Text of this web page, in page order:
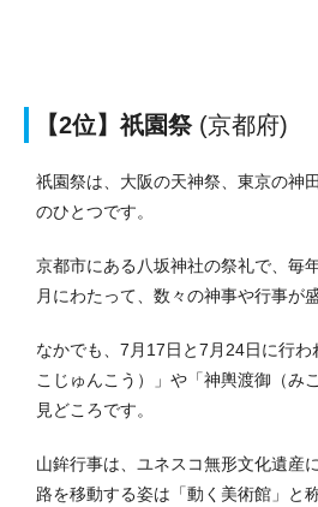
【2位】祇園祭(京都府)
祇園祭は、大阪の天神祭、東京の神
のひとつです。
京都市にある八坂神社の祭礼で、毎
月にわたって、数々の神事や行事が
なかでも、7月17日と7月24日に行
こじゅんこう）」や「神輿渡御（み
見どころです。
山鉾行事は、ユネスコ無形文化遺産
路を移動する姿は「動く美術館」と